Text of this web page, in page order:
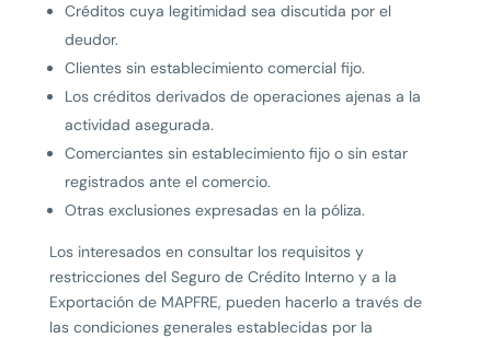
Créditos cuya legitimidad sea discutida por el
deudor.
Clientes sin establecimiento comercial fijo.
Los créditos derivados de operaciones ajenas a la
actividad asegurada.
Comerciantes sin establecimiento fijo o sin estar
registrados ante el comercio.
Otras exclusiones expresadas en la póliza.
Los interesados en consultar los requisitos y
restricciones del Seguro de Crédito Interno y a la
Exportación de MAPFRE, pueden hacerlo a través de
las condiciones generales establecidas por la